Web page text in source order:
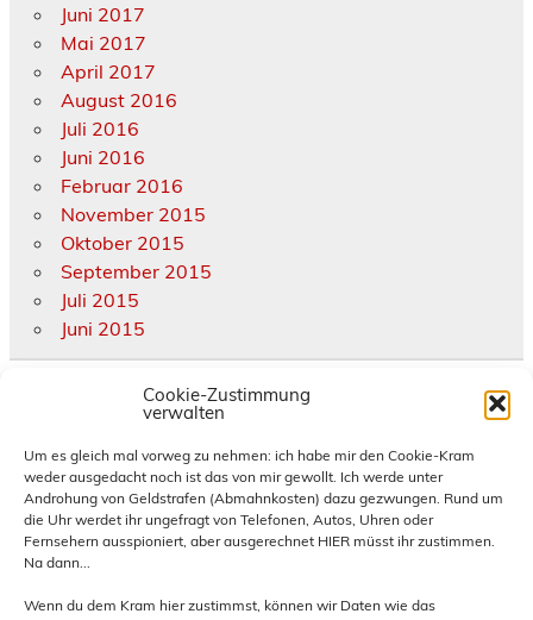
Cookie-Zustimmung
verwalten
Um es gleich mal vorweg zu nehmen: ich habe mir den Cookie-Kram
weder ausgedacht noch ist das von mir gewollt. Ich werde unter
Androhung von Geldstrafen (Abmahnkosten) dazu gezwungen. Rund um
die Uhr werdet ihr ungefragt von Telefonen, Autos, Uhren oder
Fernsehern ausspioniert, aber ausgerechnet HIER müsst ihr zustimmen.
Na dann...
Wenn du dem Kram hier zustimmst, können wir Daten wie das
Juni 2017
Mai 2017
April 2017
August 2016
Juli 2016
Juni 2016
Februar 2016
November 2015
Oktober 2015
September 2015
Juli 2015
Juni 2015
Allgemein
diverse Termine und Treffen
eigene Termine und Treffen
Hornburg
News und Infos
Presse